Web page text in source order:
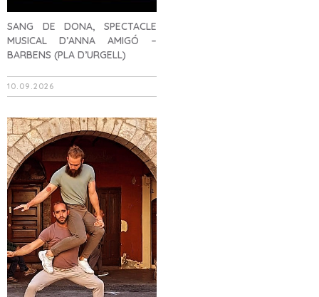
SANG DE DONA, SPECTACLE
MUSICAL D’ANNA AMIGÓ –
BARBENS (PLA D’URGELL)
10.09.2026